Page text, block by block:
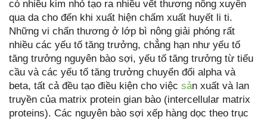
có nhiều kim nhỏ tạo ra nhiều vết thương nông xuyên
qua da cho đến khi xuất hiện chấm xuất huyết li ti.
Những vi chấn thương ở lớp bì nông giải phóng rất
nhiều các yếu tố tăng trưởng, chẳng hạn như yếu tố
tăng trưởng nguyên bào sợi, yếu tố tăng trưởng từ tiểu
cầu và các yếu tố tăng trưởng chuyển đổi alpha và
beta, tất cả đều tạo điều kiện cho việc sản xuất và lan
truyền của matrix protein gian bào (intercellular matrix
proteins). Các nguyên bào sợi xếp hàng dọc theo trục